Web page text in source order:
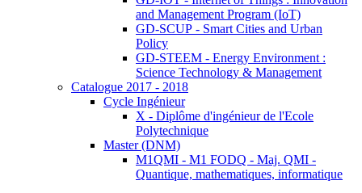
and Management Program (IoT)
GD-SCUP - Smart Cities and Urban
Policy
GD-STEEM - Energy Environment :
Science Technology & Management
Catalogue 2017 - 2018
Cycle Ingénieur
X - Diplôme d'ingénieur de l'Ecole
Polytechnique
Master (DNM)
M1QMI - M1 FODQ - Maj. QMI -
Quantique, mathematiques, informatique